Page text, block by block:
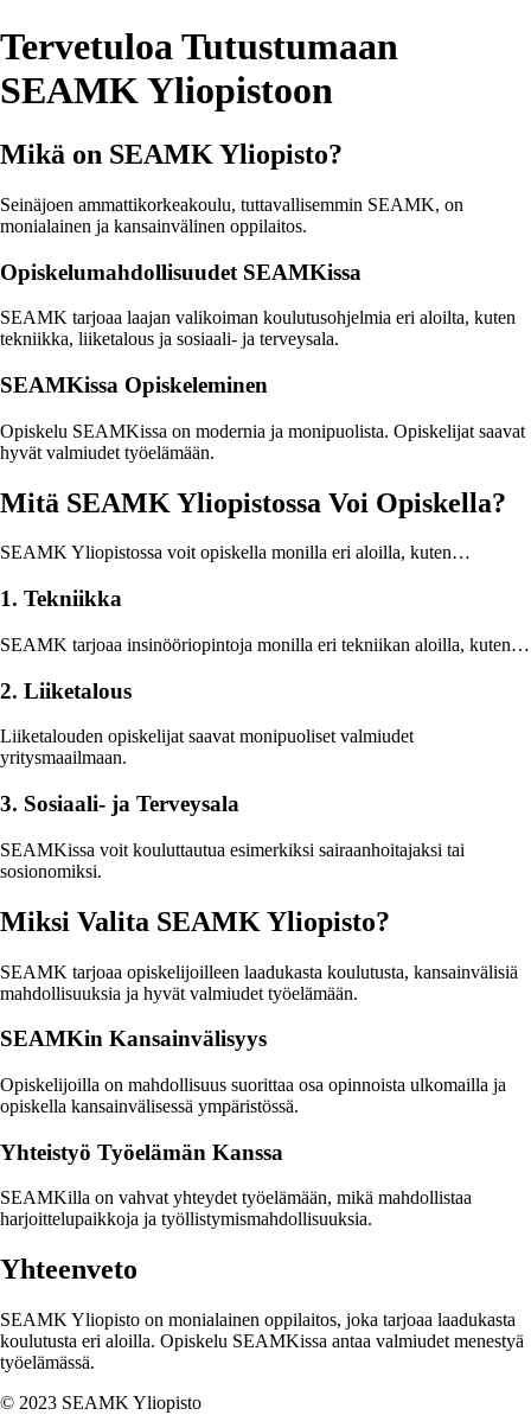
Tervetuloa Tutustumaan
SEAMK Yliopistoon
Mikä on SEAMK Yliopisto?
Seinäjoen ammattikorkeakoulu, tuttavallisemmin SEAMK, on
monialainen ja kansainvälinen oppilaitos.
Opiskelumahdollisuudet SEAMKissa
SEAMK tarjoaa laajan valikoiman koulutusohjelmia eri aloilta, kuten
tekniikka, liiketalous ja sosiaali- ja terveysala.
SEAMKissa Opiskeleminen
Opiskelu SEAMKissa on modernia ja monipuolista. Opiskelijat saavat
hyvät valmiudet työelämään.
Mitä SEAMK Yliopistossa Voi Opiskella?
SEAMK Yliopistossa voit opiskella monilla eri aloilla, kuten…
1. Tekniikka
SEAMK tarjoaa insinööriopintoja monilla eri tekniikan aloilla, kuten…
2. Liiketalous
Liiketalouden opiskelijat saavat monipuoliset valmiudet
yritysmaailmaan.
3. Sosiaali- ja Terveysala
SEAMKissa voit kouluttautua esimerkiksi sairaanhoitajaksi tai
sosionomiksi.
Miksi Valita SEAMK Yliopisto?
SEAMK tarjoaa opiskelijoilleen laadukasta koulutusta, kansainvälisiä
mahdollisuuksia ja hyvät valmiudet työelämään.
SEAMKin Kansainvälisyys
Opiskelijoilla on mahdollisuus suorittaa osa opinnoista ulkomailla ja
opiskella kansainvälisessä ympäristössä.
Yhteistyö Työelämän Kanssa
SEAMKilla on vahvat yhteydet työelämään, mikä mahdollistaa
harjoittelupaikkoja ja työllistymismahdollisuuksia.
Yhteenveto
SEAMK Yliopisto on monialainen oppilaitos, joka tarjoaa laadukasta
koulutusta eri aloilla. Opiskelu SEAMKissa antaa valmiudet menestyä
työelämässä.
© 2023 SEAMK Yliopisto